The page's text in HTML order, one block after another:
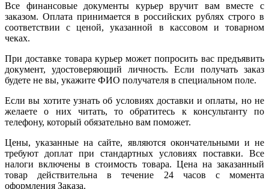
Все финансовые документы курьер вручит вам вместе с
заказом. Оплата принимается в российских рублях строго в
соответствии с ценой, указанной в кассовом и товарном
чеках.
При доставке товара курьер может попросить вас предъявить
документ, удостоверяющий личность. Если получать заказ
будете не вы, укажите ФИО получателя в специальном поле.
Если вы хотите узнать об условиях доставки и оплаты, но не
желаете о них читать, то обратитесь к консультанту по
телефону, который обязательно вам поможет.
Цены, указанные на сайте, являются окончательными и не
требуют доплат при стандартных условиях поставки. Все
налоги включены в стоимость товара. Цена на заказанный
товар действительна в течение 24 часов с момента
оформления Заказа.